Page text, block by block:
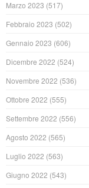
Marzo 2023 (517)
Febbraio 2023 (502)
Gennaio 2023 (606)
Dicembre 2022 (524)
Novembre 2022 (536)
Ottobre 2022 (555)
Settembre 2022 (556)
Agosto 2022 (565)
Luglio 2022 (563)
Giugno 2022 (543)